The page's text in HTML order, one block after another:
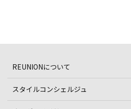
REUNIONについて
スタイルコンシェルジュ